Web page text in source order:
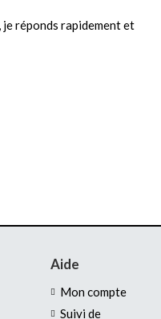
réponds rapidement et
Aide
Mon compte
Suivi de